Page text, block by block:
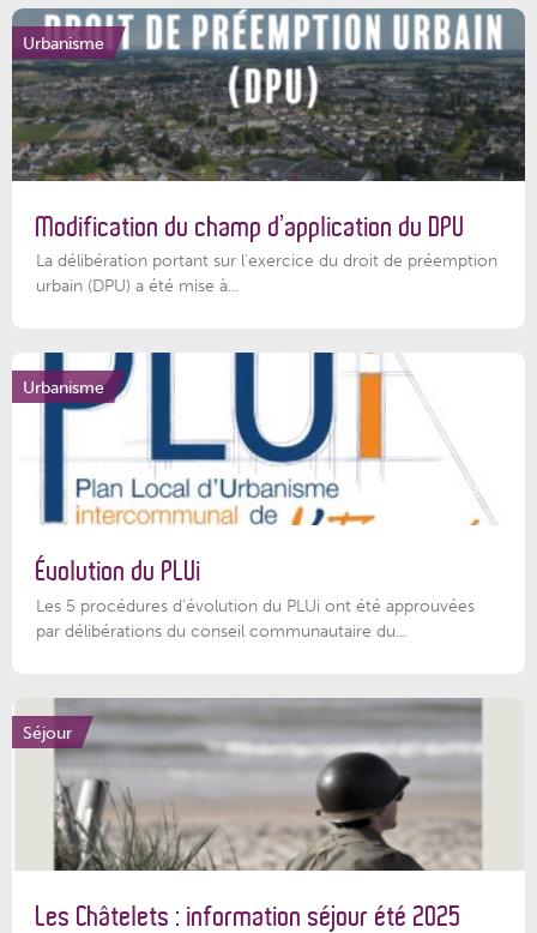
Urbanisme
Modification du champ d’application du DPU
La délibération portant sur l’exercice du droit de préemption
urbain (DPU) a été mise à...
Urbanisme
Évolution du PLUi
Les 5 procédures d’évolution du PLUi ont été approuvées
par délibérations du conseil communautaire du...
Séjour
Les Châtelets : information séjour été 2025